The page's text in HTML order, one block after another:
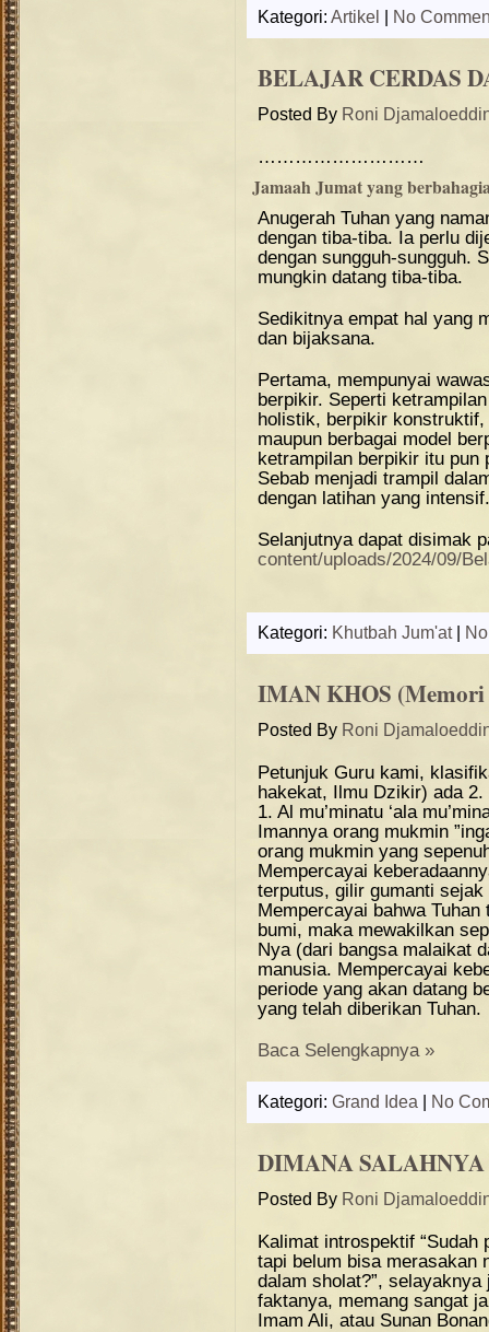
Kategori: Artikel No
BELAJAR CERDAS
Posted By Roni
………………………
Jamaah Jumat yang
Anugerah Tuhan yang
dengan tiba-tiba. Ia perlu
dengan sungguh-sungguh.
mungkin datang tiba-tiba.
Sedikitnya empat hal yang
dan bijaksana.
Pertama, mempunyai
berpikir. Seperti
holistik, berpikir
maupun berbagai model
ketrampilan berpikir itu pun
Sebab menjadi trampil
dengan latihan yang intensif.
Selanjutnya dapat disimak
content/uploads/2024/09/
Kategori: Khutbah Jum'at|
IMAN KHOS (Memori
Posted By Roni
Petunjuk Guru kami,
hakekat, Ilmu Dzikir) ada 2.
1. Al mu’minatu ‘ala
Imannya orang mukmin
orang mukmin yang
Mempercayai
terputus, gilir gumanti
Mempercayai bahwa
bumi, maka mewakilkan
Nya (dari bangsa malaikat
manusia. Mempercayai
periode yang akan datang
yang telah diberikan Tuhan.
Baca Selengkapnya »
Kategori: Grand Idea No
DIMANA
Posted By Roni
Kalimat introspektif “Sudah
tapi belum bisa merasakan
dalam sholat?”,
faktanya, memang sangat
Imam Ali, atau Sunan